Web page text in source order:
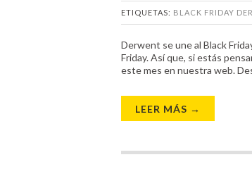
ETIQUETAS: BLACK FRIDAY
Derwent se une al Black
Friday. Así que, si estás
este mes en nuestra web.
LEER MÁS →